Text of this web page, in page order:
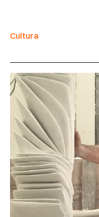
Cultura